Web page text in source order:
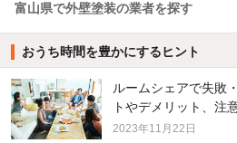
富山県で外壁塗装の業者を探す
おうち時間を豊かにするヒント
ルームシェアで失敗
トやデメリット、注
2023年11月22日